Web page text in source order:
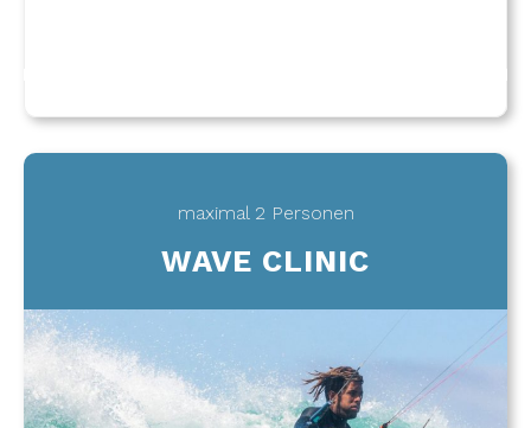
maximal 2 Personen
WAVE CLINIC